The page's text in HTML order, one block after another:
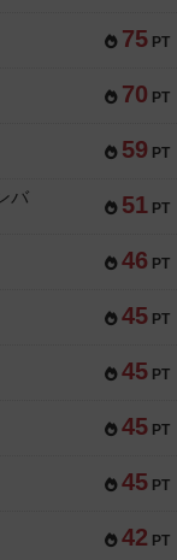
75 PT
70 PT
59 PT
51 PT
バ
46 PT
45 PT
45 PT
45 PT
45 PT
42 PT